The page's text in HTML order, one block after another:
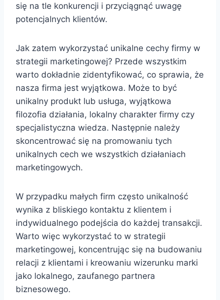
się na tle konkurencji i przyciągnąć uwagę
potencjalnych klientów.
Jak zatem wykorzystać unikalne cechy firmy w
strategii marketingowej? Przede wszystkim
warto dokładnie zidentyfikować, co sprawia, że
nasza firma jest wyjątkowa. Może to być
unikalny produkt lub usługa, wyjątkowa
filozofia działania, lokalny charakter firmy czy
specjalistyczna wiedza. Następnie należy
skoncentrować się na promowaniu tych
unikalnych cech we wszystkich działaniach
marketingowych.
W przypadku małych firm często unikalność
wynika z bliskiego kontaktu z klientem i
indywidualnego podejścia do każdej transakcji.
Warto więc wykorzystać to w strategii
marketingowej, koncentrując się na budowaniu
relacji z klientami i kreowaniu wizerunku marki
jako lokalnego, zaufanego partnera
biznesowego.